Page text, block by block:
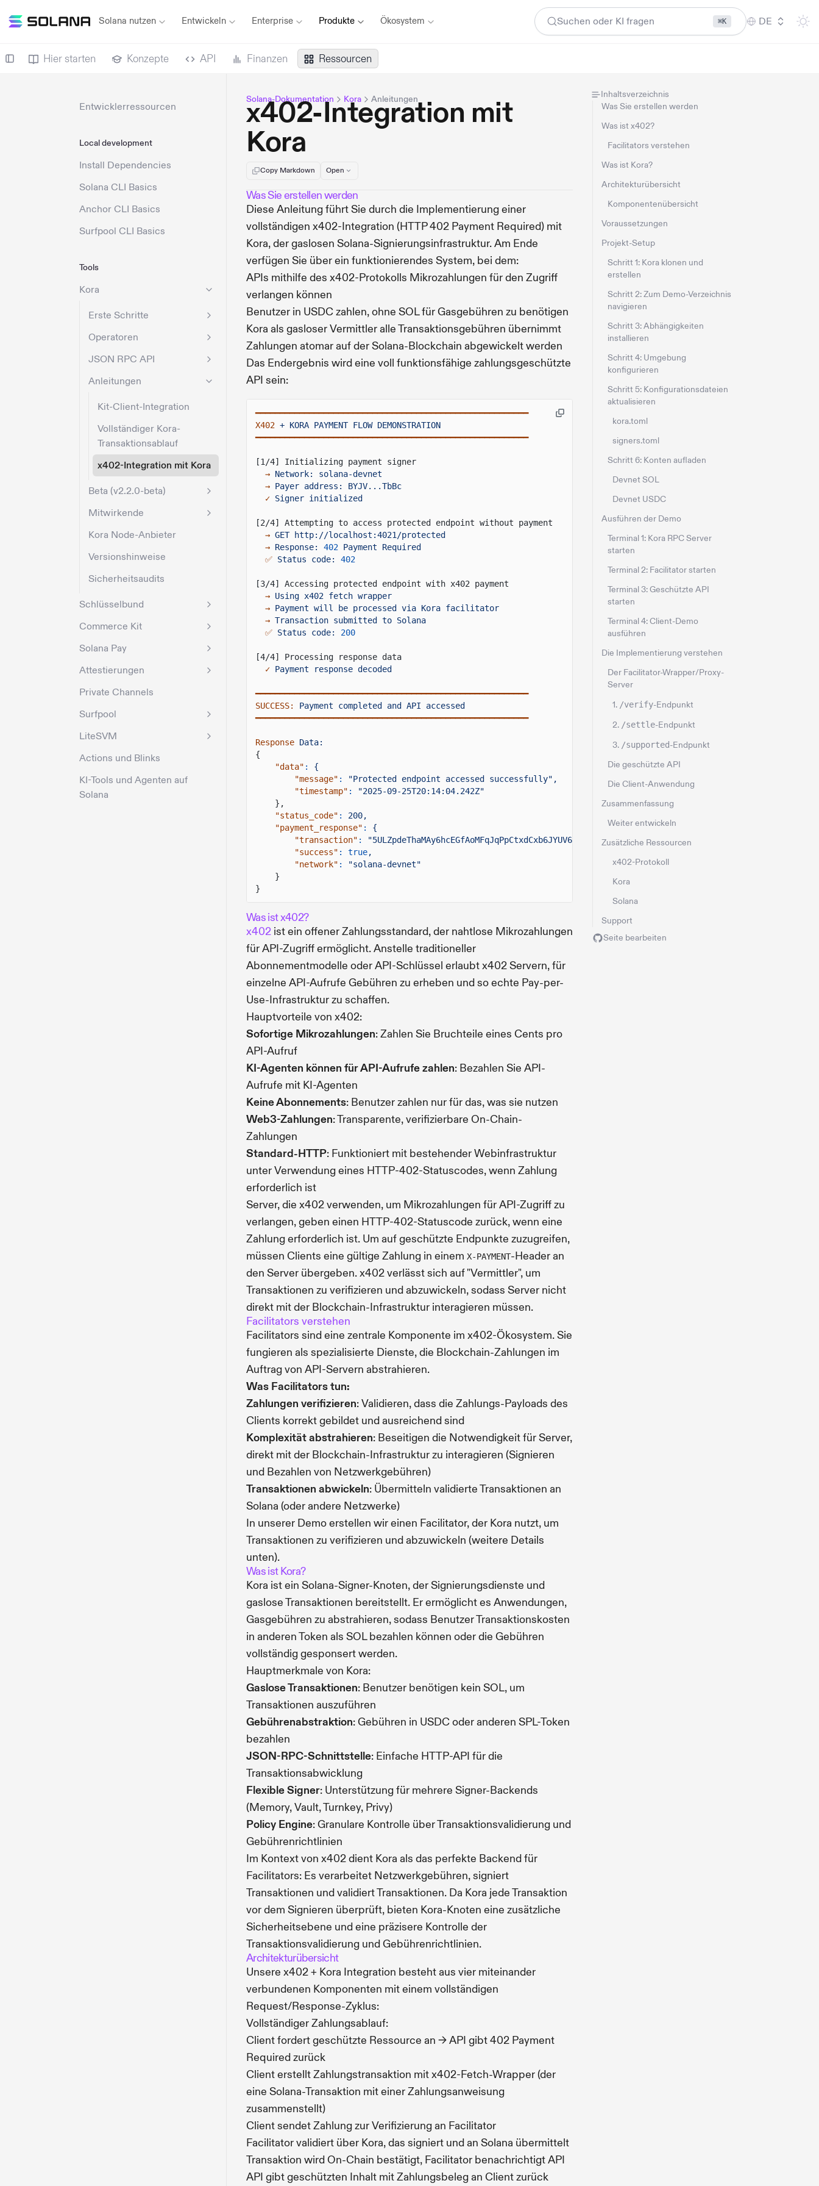
Solana nutzen Entwickeln Enterprise Produkte Ökosystem Suchen oder KI fragen ⌘K DE
Hier starten Konzepte API Finanzen Ressourcen
Entwicklerressourcen
Local development
Install Dependencies
Solana CLI Basics
Anchor CLI Basics
Surfpool CLI Basics
Tools
Kora
Erste Schritte
Operatoren
JSON RPC API
Anleitungen
Kit-Client-Integration
Vollständiger Kora-
Transaktionsablauf
x402-Integration mit Kora
Beta (v2.2.0-beta)
Mitwirkende
Kora Node-Anbieter
Versionshinweise
Sicherheitsaudits
Schlüsselbund
Commerce Kit
Solana Pay
Attestierungen
Private Channels
Surfpool
LiteSVM
Actions und Blinks
KI-Tools und Agenten auf
Solana
Solana-Dokumentation Kora Anleitungen
x402-Integration mit
Kora
Copy Markdown Open
Was Sie erstellen werden
Diese Anleitung führt Sie durch die Implementierung einer
vollständigen x402-Integration (HTTP 402 Payment Required) mit
Kora, der gaslosen Solana-Signierungsinfrastruktur. Am Ende
verfügen Sie über ein funktionierendes System, bei dem:
APIs mithilfe des x402-Protokolls Mikrozahlungen für den Zugriff
verlangen können
Benutzer in USDC zahlen, ohne SOL für Gasgebühren zu benötigen
Kora als gasloser Vermittler alle Transaktionsgebühren übernimmt
Zahlungen atomar auf der Solana-Blockchain abgewickelt werden
Das Endergebnis wird eine voll funktionsfähige zahlungsgeschützte
API sein:
━━━━━━━━━━━━━━━━━━━━━━━━━━━━━━━━━━━━━━━━━━━━━━━━━━━━━━━━
X402 + KORA PAYMENT FLOW DEMONSTRATION
━━━━━━━━━━━━━━━━━━━━━━━━━━━━━━━━━━━━━━━━━━━━━━━━━━━━━━━━
[1/4] Initializing payment signer
→ Network: solana-devnet
→ Payer address: BYJV...TbBc
✓ Signer initialized
[2/4] Attempting to access protected endpoint without payment
→ GET http://localhost:4021/protected
→ Response: 402 Payment Required
✅ Status code: 402
[3/4] Accessing protected endpoint with x402 payment
→ Using x402 fetch wrapper
→ Payment will be processed via Kora facilitator
→ Transaction submitted to Solana
✅ Status code: 200
[4/4] Processing response data
✓ Payment response decoded
━━━━━━━━━━━━━━━━━━━━━━━━━━━━━━━━━━━━━━━━━━━━━━━━━━━━━━━━
SUCCESS:
Payment completed and API accessed
━━━━━━━━━━━━━━━━━━━━━━━━━━━━━━━━━━━━━━━━━━━━━━━━━━━━━━━━
Response Data:
{
"data" :
{
"message" :
"Protected endpoint accessed successfully",
"timestamp" :
"2025-09-25T20:14:04.242Z"
},
"status_code" :
200,
"payment_response" :
{
"transaction" :
"5ULZpdeThaMAy6hcEGfAoMFqJqPpCtxdCxb6JYUV6nA4x8Lk2hKEuzofGUPoe1pop6BdWMSmF5oRPrXsbdWmpruf",
"success" : true,
"network" :
"solana-devnet"
}
}
Was ist x402?
x402 ist ein offener Zahlungsstandard, der nahtlose Mikrozahlungen
für API-Zugriff ermöglicht. Anstelle traditioneller
Abonnementmodelle oder API-Schlüssel erlaubt x402 Servern, für
einzelne API-Aufrufe Gebühren zu erheben und so echte Pay-per-
Use-Infrastruktur zu schaffen.
Hauptvorteile von x402:
Sofortige Mikrozahlungen: Zahlen Sie Bruchteile eines Cents pro
API-Aufruf
KI-Agenten können für API-Aufrufe zahlen: Bezahlen Sie API-
Aufrufe mit KI-Agenten
Keine Abonnements: Benutzer zahlen nur für das, was sie nutzen
Web3-Zahlungen: Transparente, verifizierbare On-Chain-
Zahlungen
Standard-HTTP: Funktioniert mit bestehender Webinfrastruktur
unter Verwendung eines HTTP-402-Statuscodes, wenn Zahlung
erforderlich ist
Server, die x402 verwenden, um Mikrozahlungen für API-Zugriff zu
verlangen, geben einen HTTP-402-Statuscode zurück, wenn eine
Zahlung erforderlich ist. Um auf geschützte Endpunkte zuzugreifen,
müssen Clients eine gültige Zahlung in einem X-PAYMENT-Header an
den Server übergeben. x402 verlässt sich auf "Vermittler", um
Transaktionen zu verifizieren und abzuwickeln, sodass Server nicht
direkt mit der Blockchain-Infrastruktur interagieren müssen.
Facilitators verstehen
Facilitators sind eine zentrale Komponente im x402-Ökosystem. Sie
fungieren als spezialisierte Dienste, die Blockchain-Zahlungen im
Auftrag von API-Servern abstrahieren.
Was Facilitators tun:
Zahlungen verifizieren: Validieren, dass die Zahlungs-Payloads des
Clients korrekt gebildet und ausreichend sind
Komplexität abstrahieren: Beseitigen die Notwendigkeit für Server,
direkt mit der Blockchain-Infrastruktur zu interagieren (Signieren
und Bezahlen von Netzwerkgebühren)
Transaktionen abwickeln: Übermitteln validierte Transaktionen an
Solana (oder andere Netzwerke)
In unserer Demo erstellen wir einen Facilitator, der Kora nutzt, um
Transaktionen zu verifizieren und abzuwickeln (weitere Details
unten).
Was ist Kora?
Kora ist ein Solana-Signer-Knoten, der Signierungsdienste und
gaslose Transaktionen bereitstellt. Er ermöglicht es Anwendungen,
Gasgebühren zu abstrahieren, sodass Benutzer Transaktionskosten
in anderen Token als SOL bezahlen können oder die Gebühren
vollständig gesponsert werden.
Hauptmerkmale von Kora:
Gaslose Transaktionen: Benutzer benötigen kein SOL, um
Transaktionen auszuführen
Gebührenabstraktion: Gebühren in USDC oder anderen SPL-Token
bezahlen
JSON-RPC-Schnittstelle: Einfache HTTP-API für die
Transaktionsabwicklung
Flexible Signer: Unterstützung für mehrere Signer-Backends
(Memory, Vault, Turnkey, Privy)
Policy Engine: Granulare Kontrolle über Transaktionsvalidierung und
Gebührenrichtlinien
Im Kontext von x402 dient Kora als das perfekte Backend für
Facilitators: Es verarbeitet Netzwerkgebühren, signiert
Transaktionen und validiert Transaktionen. Da Kora jede Transaktion
vor dem Signieren überprüft, bieten Kora-Knoten eine zusätzliche
Sicherheitsebene und eine präzisere Kontrolle der
Transaktionsvalidierung und Gebührenrichtlinien.
Architekturübersicht
Unsere x402 + Kora Integration besteht aus vier miteinander
verbundenen Komponenten mit einem vollständigen
Request/Response-Zyklus:
Vollständiger Zahlungsablauf:
Client fordert geschützte Ressource an → API gibt 402 Payment
Required zurück
Client erstellt Zahlungstransaktion mit x402-Fetch-Wrapper (der
eine Solana-Transaktion mit einer Zahlungsanweisung
zusammenstellt)
Client sendet Zahlung zur Verifizierung an Facilitator
Facilitator validiert über Kora, das signiert und an Solana übermittelt
Transaktion wird On-Chain bestätigt, Facilitator benachrichtigt API
API gibt geschützten Inhalt mit Zahlungsbeleg an Client zurück
Inhaltsverzeichnis
Was Sie erstellen werden
Was ist x402?
Facilitators verstehen
Was ist Kora?
Architekturübersicht
Komponentenübersicht
Voraussetzungen
Projekt-Setup
Schritt 1: Kora klonen und
erstellen
Schritt 2: Zum Demo-Verzeichnis
navigieren
Schritt 3: Abhängigkeiten
installieren
Schritt 4: Umgebung
konfigurieren
Schritt 5: Konfigurationsdateien
aktualisieren
kora.toml
signers.toml
Schritt 6: Konten aufladen
Devnet SOL
Devnet USDC
Ausführen der Demo
Terminal 1: Kora RPC Server
starten
Terminal 2: Facilitator starten
Terminal 3: Geschützte API
starten
Terminal 4: Client-Demo
ausführen
Die Implementierung verstehen
Der Facilitator-Wrapper/Proxy-
Server
1. /verify-Endpunkt
2. /settle-Endpunkt
3. /supported-Endpunkt
Die geschützte API
Die Client-Anwendung
Zusammenfassung
Weiter entwickeln
Zusätzliche Ressourcen
x402-Protokoll
Kora
Solana
Support
Seite bearbeiten